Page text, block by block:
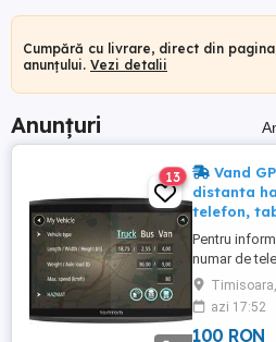
Cumpără cu livrare, direct din pagina
anunțului. Vezi detalii
Anunțuri
13
Vand
distanta
telefon,
Pentru
numar de
operatiuni se
Activez
si instalez
face doar
azi 17:52
100 RON